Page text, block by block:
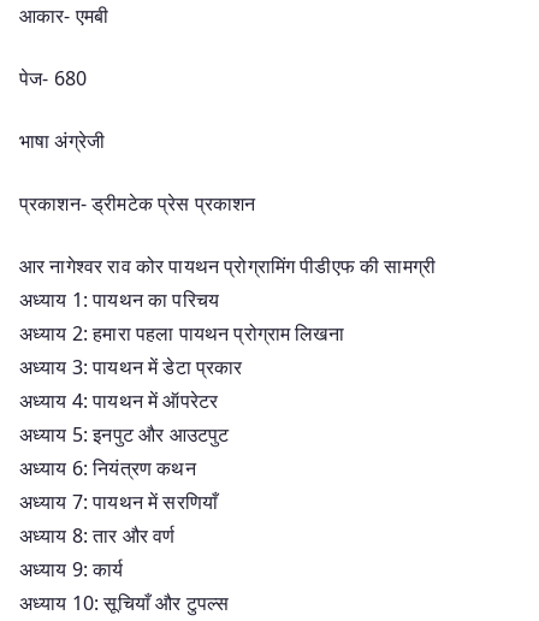
आकार- एमबी
पेज- 680
भाषा अंग्रेजी
प्रकाशन- ड्रीमटेक प्रेस प्रकाशन
आर नागेश्वर राव कोर पायथन प्रोग्रामिंग पीडीएफ की सामग्री
अध्याय 1: पायथन का परिचय
अध्याय 2: हमारा पहला पायथन प्रोग्राम लिखना
अध्याय 3: पायथन में डेटा प्रकार
अध्याय 4: पायथन में ऑपरेटर
अध्याय 5: इनपुट और आउटपुट
अध्याय 6: नियंत्रण कथन
अध्याय 7: पायथन में सरणियाँ
अध्याय 8: तार और वर्ण
अध्याय 9: कार्य
अध्याय 10: सूचियाँ और टुपल्स